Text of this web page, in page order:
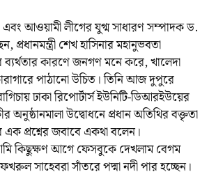
এবং আওয়ামী লীগের যুগ্ম সাধারণ সম্পাদক ড.
প্রধানমন্ত্রী শেখ হাসিনার মহানুভবতা
কারণে জনগণ মনে করে, খালেদা
পাঠানো উচিত। তিনি আজ দুপুরে
ঢাকা রিপোর্টার্স ইউনিটি-ডিআরইউয়ের
অনুষ্ঠানমালা উদ্বোধনে প্রধান অতিথির বক্তৃতা
এক প্রশ্নের জবাবে একথা বলেন।
কিছুক্ষণ আগে ফেসবুকে দেখলাম বেগম
ফখরুল সাহেবরা সাঁতরে পদ্মা নদী পার হচ্ছেন।